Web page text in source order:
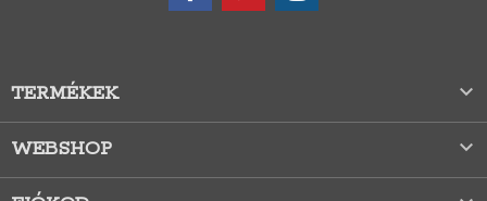
TERMÉKEK 
WEBSHOP 